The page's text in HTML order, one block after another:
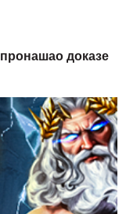
доказе